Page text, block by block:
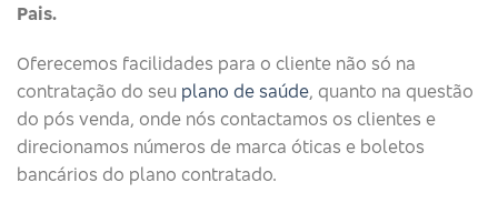
Pais.
Oferecemos facilidades para o cliente não só na
contratação do seu plano de saúde, quanto na questão
do pós venda, onde nós contactamos os clientes e
direcionamos números de marca óticas e boletos
bancários do plano contratado.